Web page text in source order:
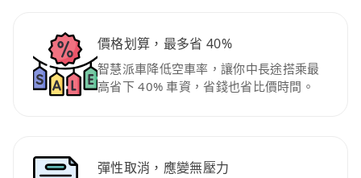
價格划算，最多省 40%
智慧派車降低空車率，讓你中長途搭乘最
高省下 40% 車資，省錢也省比價時間。
彈性取消，應變無壓力